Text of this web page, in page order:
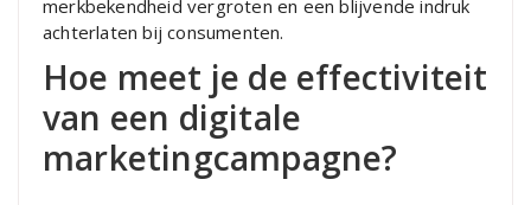
merkbekendheid vergroten en een blijvende indruk
achterlaten bij consumenten.
Hoe meet je de effectiviteit
van een digitale
marketingcampagne?